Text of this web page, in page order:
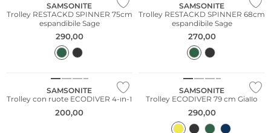
SAMSONITE
Trolley RESTACKD SPINNER 75cm
espandibile Sage
290,00
SAMSONITE
Trolley RESTACKD SPINNER 68cm
espandibile Sage
270,00
SAMSONITE
Trolley con ruote ECODIVER 4-in-1
200,00
SAMSONITE
Trolley ECODIVER 79 cm Giallo
290,00